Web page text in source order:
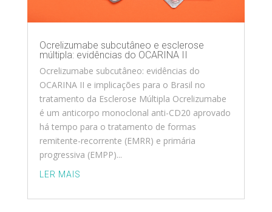
Ocrelizumabe subcutâneo e esclerose
múltipla: evidências do OCARINA II
Ocrelizumabe subcutâneo: evidências do
OCARINA II e implicações para o Brasil no
tratamento da Esclerose Múltipla Ocrelizumabe
é um anticorpo monoclonal anti-CD20 aprovado
há tempo para o tratamento de formas
remitente-recorrente (EMRR) e primária
progressiva (EMPP)...
LER MAIS